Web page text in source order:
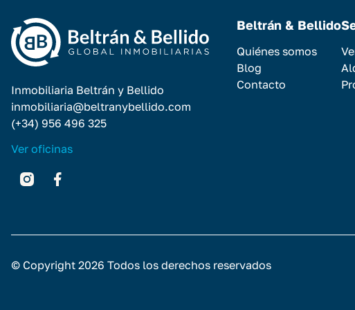
Inmobiliaria Beltrán y Bellido
inmobiliaria@beltranybellido.com
(+34) 956 496 325
Ver oficinas
Beltrán & Bellido
Quiénes somos
Blog
Contacto
© Copyright 2026 Todos los derechos reservados